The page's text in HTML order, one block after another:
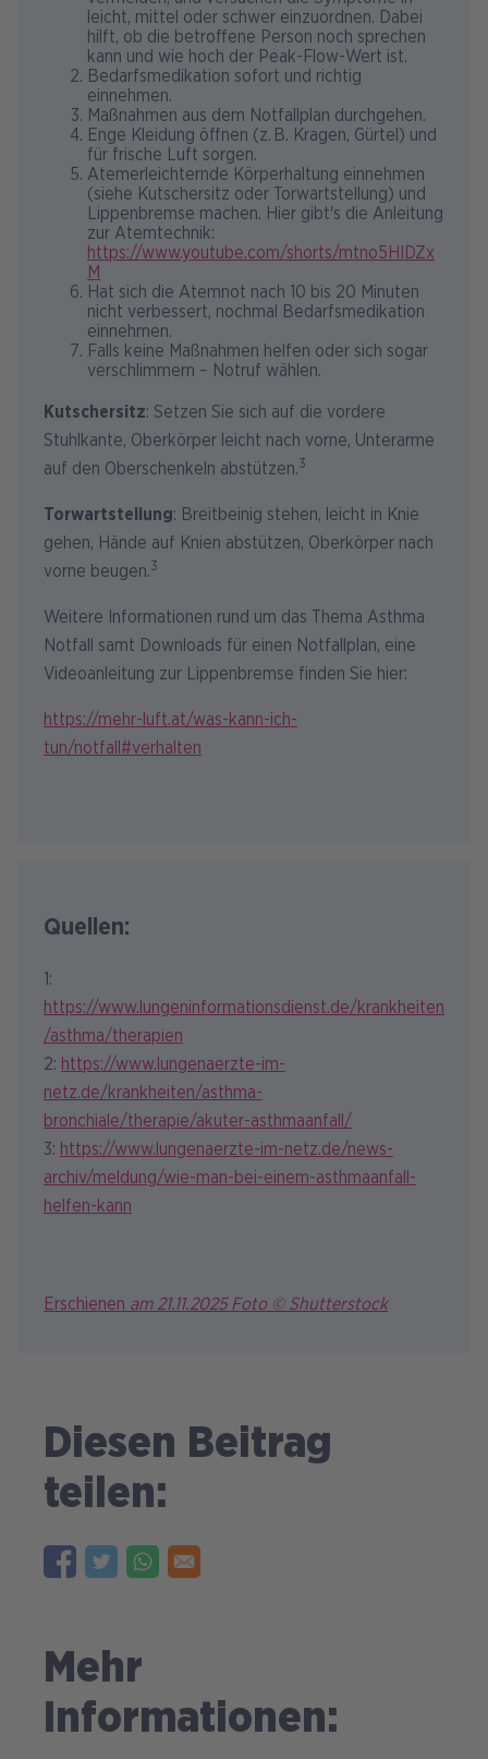
leicht, mittel oder schwer einzuordnen. Dabei
hilft, ob die betroffene Person noch sprechen
kann und wie hoch der Peak-Flow-Wert ist.
Bedarfsmedikation sofort und richtig
einnehmen.
Maßnahmen aus dem Notfallplan durchgehen.
Enge Kleidung öffnen (z. B. Kragen, Gürtel) und
für frische Luft sorgen.
Atemerleichternde Körperhaltung einnehmen
(siehe Kutschersitz oder Torwartstellung) und
Lippenbremse machen. Hier gibt's die Anleitung
zur Atemtechnik:
https://www.youtube.com/shorts/mtno5HIDZx
M
Hat sich die Atemnot nach 10 bis 20 Minuten
nicht verbessert, nochmal Bedarfsmedikation
einnehmen.
Falls keine Maßnahmen helfen oder sich sogar
verschlimmern – Notruf wählen.
Kutschersitz: Setzen Sie sich auf die vordere
Stuhlkante, Oberkörper leicht nach vorne, Unterarme
auf den Oberschenkeln abstützen.3
Torwartstellung: Breitbeinig stehen, leicht in Knie
gehen, Hände auf Knien abstützen, Oberkörper nach
vorne beugen.3
Weitere Informationen rund um das Thema Asthma
Notfall samt Downloads für einen Notfallplan, eine
Videoanleitung zur Lippenbremse finden Sie hier:
https://mehr-luft.at/was-kann-ich-
tun/notfall#verhalten
Quellen:
1:
https://www.lungeninformationsdienst.de/krankheiten
/asthma/therapien
2: https://www.lungenaerzte-im-
netz.de/krankheiten/asthma-
bronchiale/therapie/akuter-asthmaanfall/
3: https://www.lungenaerzte-im-netz.de/news-
archiv/meldung/wie-man-bei-einem-asthmaanfall-
helfen-kann
Erschienen am 21.11.2025 Foto © Shutterstock
Diesen Beitrag
teilen:
Mehr
Informationen: